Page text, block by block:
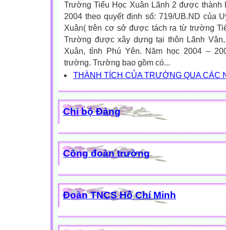
Trường Tiểu Học Xuân Lãnh 2 được thành
2004 theo quyết định số: 719/UB.ND của
Xuân( trên cơ sở được tách ra từ trường
Trường được xây dựng tại thôn Lãnh
Xuân, tỉnh Phú Yên. Năm học 2004 –
trường. Trường bao gồm có...
THÀNH TÍCH CỦA TRƯỜNG QUA CÁC
Chi bộ Đảng
Công đoàn trường
Đoàn TNCS Hồ Chí Minh